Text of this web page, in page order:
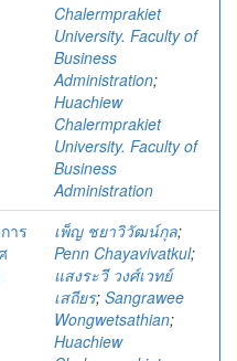
Chalermprakiet
University. Faculty of
Business
Administration;
Huachiew
Chalermprakiet
University. Faculty of
Business
Administration
าร
เพ็ญ ชยาวิวัฒน์กุล;
Penn Chayavivatkul;
แสงระวี วงศ์เวทย์
เสถียร; Sangrawee
Wongwetsathian;
Huachiew